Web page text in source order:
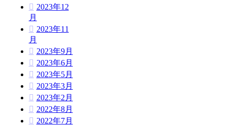
2023年12
月
2023年11
月
2023年9月
2023年6月
2023年5月
2023年3月
2023年2月
2022年8月
2022年7月